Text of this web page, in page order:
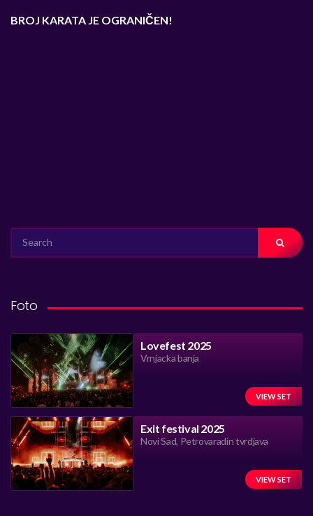
BROJ KARATA JE OGRANIČEN!
FOR:
Foto
Lovefest 2025
Vrnjacka banja
VIEW SET
Exit festival 2025
Novi Sad, Petrovaradin tvrdjava
VIEW SET